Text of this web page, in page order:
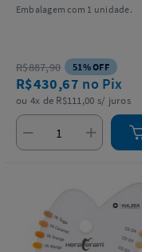
Embalagem com 1 unidade.
R$887,90 51% OFF
R$430,67 no Pix
ou 4x de R$111,00 s/ juros